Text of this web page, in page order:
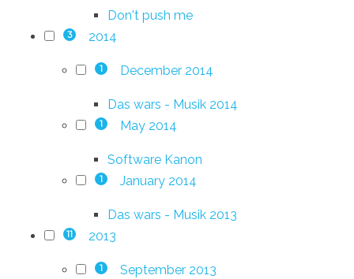
Don't push me
3 2014
1 December 2014
Das wars - Musik 2014
1 May 2014
Software Kanon
1 January 2014
Das wars - Musik 2013
11 2013
1 September 2013